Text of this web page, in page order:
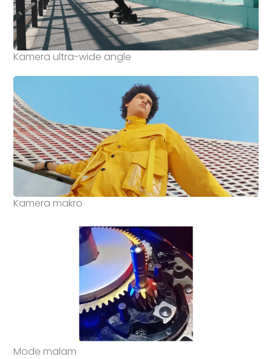
Kamera ultra-wide angle
Kamera makro
Mode malam